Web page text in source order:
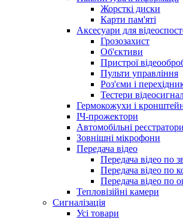
Жорсткі диски
Карти пам'яті
Аксесуари для
Грозозахист
Об'єктиви
Пристрої
Пульти управління
Роз'єми і
Тестери
Гермокожухи і
ІЧ-прожектори
Автомобільні реєстратори
Зовнішні мікрофони
Передача відео
Передача відео по
Передача відео по
Передача відео по
Тепловізійні камери
Cигналізація
Усі товари